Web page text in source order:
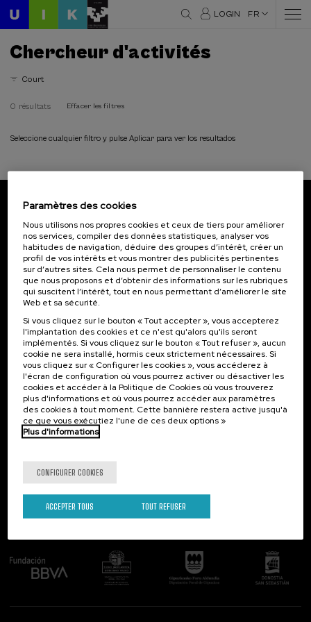
LOGIN FR
Chercheur d'activités
Court
0 résultats Effacer les filtres
Seleccione cualquier filtro y pulse Aplicar para ver los resultados
Inscrivez-vous pour être le premier à recevoir les
actualités de l'UIK.
S'abonner
Contact
Palacio Miramar
Paseo de Miraconcha, 48
20007 Donostia / San Sebastián
Gipuzkoa, Spain
Contactez-nous!
Intéressant...
Activités précédentes
Suivez-nous
Paramètres des cookies
Nous utilisons nos propres cookies et ceux de tiers pour améliorer
nos services, compiler des données statistiques, analyser vos
habitudes de navigation, déduire des groupes d’intérêt, créer un
profil de vos intérêts et vous montrer des publicités pertinentes
sur d’autres sites. Cela nous permet de personnaliser le contenu
que nous proposons et d’obtenir des informations sur les rubriques
qui suscitent l’intérêt, tout en nous permettant d’améliorer le site
Web et sa sécurité.
Si vous cliquez sur le bouton « Tout accepter », vous accepterez
l'implantation des cookies et ce n'est qu'alors qu'ils seront
implémentés. Si vous cliquez sur le bouton « Tout refuser », aucun
cookie ne sera installé, hormis ceux strictement nécessaires. Si
vous cliquez sur « Configurer les cookies », vous accéderez à
l'écran de configuration où vous pourrez activer ou désactiver les
cookies et accéder à la Politique de Cookies où vous trouverez
plus d'informations et où vous pourrez accéder aux paramètres
des cookies à tout moment. Cette bannière restera active jusqu'à
ce que vous exécutiez l'une de ces deux options »
Plus d'informations
CONFIGURER COOKIES
TOUT REFUSER
ACCEPTER TOUS